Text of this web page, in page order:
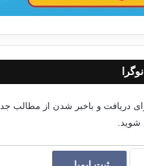
دریافت و باخبر شدن از مطالب
شوید.